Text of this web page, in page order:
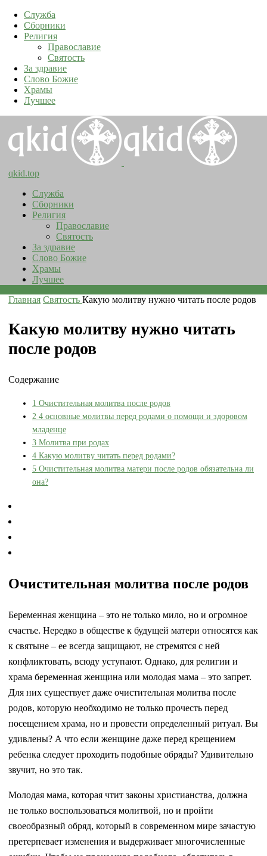
Служба
Сборники
Религия
Православие
Святость
За здравие
Слово Божие
Храмы
Лучшее
qkid.top
Служба
Сборники
Религия
Православие
Святость
За здравие
Слово Божие
Храмы
Лучшее
Главная Святость Какую молитву нужно читать после родов
Какую молитву нужно читать
после родов
Содержание
1 Очистительная молитва после родов
2 4 основные молитвы перед родами о помощи и здоровом
младенце
3 Молитва при родах
4 Какую молитву читать перед родами?
5 Очистительная молитва матери после родов обязательна ли
она?
Очистительная молитва после родов
Беременная женщина – это не только мило, но и огромное
счастье. Нередко в обществе к будущей матери относятся как
к святыне – ее всегда защищают, не стремятся с ней
конфликтовать, всюду уступают. Однако, для религии и
храма беременная женщина или молодая мама – это запрет.
Для них существует даже очистительная молитва после
родов, которую необходимо не только прочесть перед
посещением храма, но и провести определенный ритуал. Вы
удивлены? А что если женщине даже перед крещением
ребенка следует проходить подобные обряды? Удивительно
звучит, но это так.
Молодая мама, которая чтит законы христианства, должна
не только воспользоваться молитвой, но и пройти
своеобразный обряд, который в современном мире зачастую
претерпевает изменения и выдерживает многочисленные